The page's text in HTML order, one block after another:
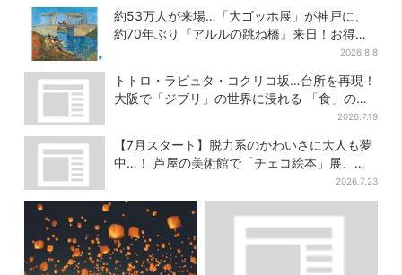
インに
トスポットに注目
約53万人が来場…「大ゴッホ展」が神戸に、
約70年ぶり『アルルの跳ね橋』来日！お得な
2026.8.8
トトロ・ラピュタ・コクリコ坂…台所を再現！
大阪で「ジブリ」の世界に浸れる 「食」の展
2026.7.19
【7月スタート】脱力系のかわいさに大人も夢
中…！ 芦屋の美術館で「チェコ絵本」展、老
2026.7.23